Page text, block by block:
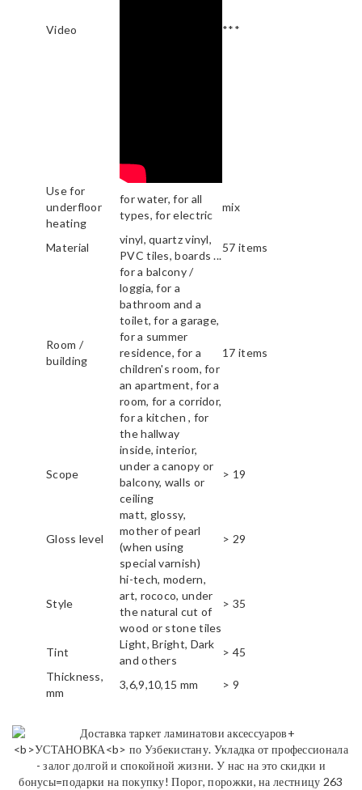
Video ***
Use for
underfloor
heating
for water, for all
types, for electric
mix
Material
vinyl, quartz vinyl,
PVC tiles, boards ...
57 items
Room /
building
for a balcony /
loggia, for a
bathroom and a
toilet, for a garage,
for a summer
residence, for a
children's room, for
an apartment, for a
room, for a corridor,
for a kitchen , for
the hallway
17 items
Scope
inside, interior,
under a canopy or
balcony, walls or
ceiling
> 19
Gloss level
matt, glossy,
mother of pearl
(when using
special varnish)
> 29
Style
hi-tech, modern,
art, rococo, under
the natural cut of
wood or stone tiles
> 35
Tint
Light, Bright, Dark
and others
> 45
Thickness,
mm
3,6,9,10,15 mm > 9